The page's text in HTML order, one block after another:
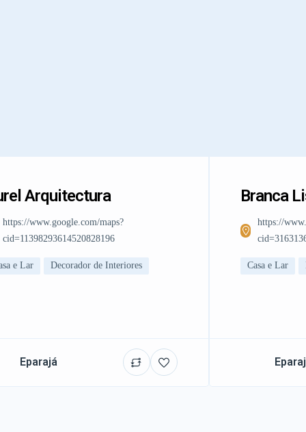
Arquitectura
https://www.google.com/maps?
cid=11398293614520828196
e Lar Decorador de Interiores
Eparajá
Branca
https://
Casa e Lar